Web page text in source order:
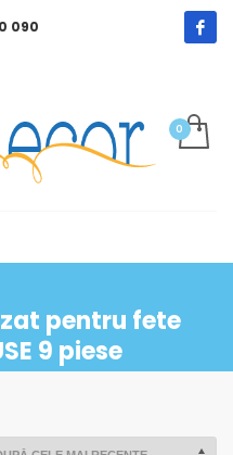
090
pentru fete
9 piese